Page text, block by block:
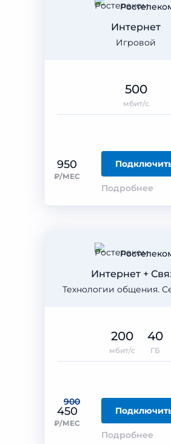
Игровой
Интернет
950
₽/МЕС
Подробнее
500
мбит/с
Технологии общения.
Интернет +
900
450
₽/МЕС
Подробнее
200
мбит/с
40
ГБ